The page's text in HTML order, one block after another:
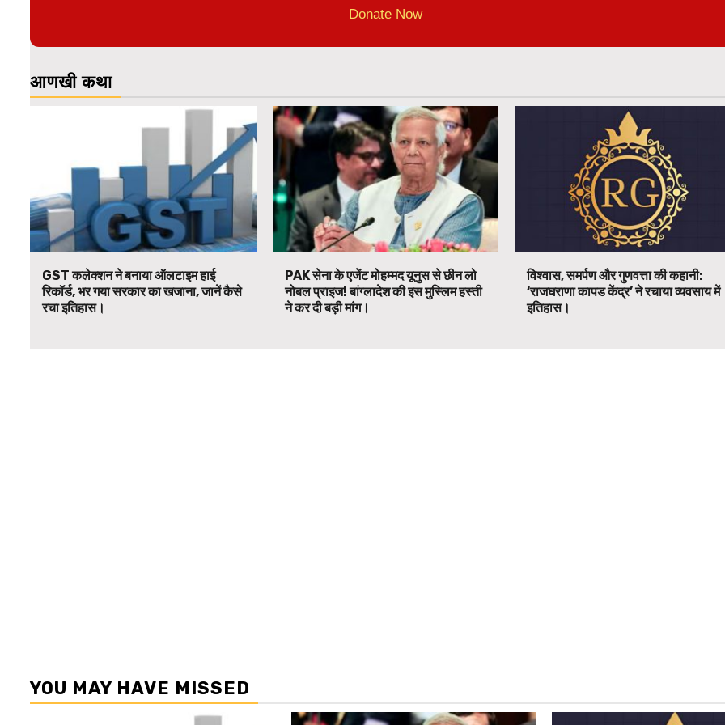
Donate Now
आणखी कथा
GST कलेक्शन ने बनाया ऑलटाइम हाई
रिकॉर्ड, भर गया सरकार का खजाना, जानें कैसे
रचा इतिहास।
PAK सेना के एजेंट मोहम्मद यूनुस से छीन लो
नोबल प्राइज! बांग्लादेश की इस मुस्लिम हस्ती
ने कर दी बड़ी मांग।
विश्वास, समर्पण और गुणवत्ता की कहानी:
‘राजघराणा कापड केंद्र’ ने रचाया व्यवसाय में
इतिहास।
YOU MAY HAVE MISSED